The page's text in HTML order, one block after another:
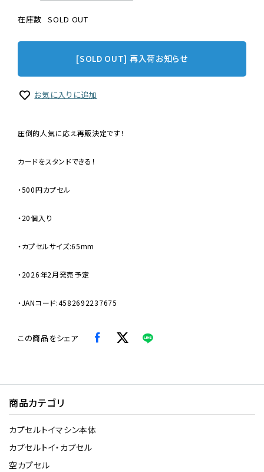
在庫数 SOLD OUT
[SOLD OUT] 再入荷お知らせ
お気に入りに追加
圧倒的人気に応え再販決定です！
カードをスタンドできる！
・500円カプセル
・20個入り
・カプセルサイズ:65mm
・2026年2月発売予定
・JANコード:4582692237675
この商品をシェア
商品カテゴリ
カプセルトイマシン本体
カプセルトイ・カプセル
空カプセル